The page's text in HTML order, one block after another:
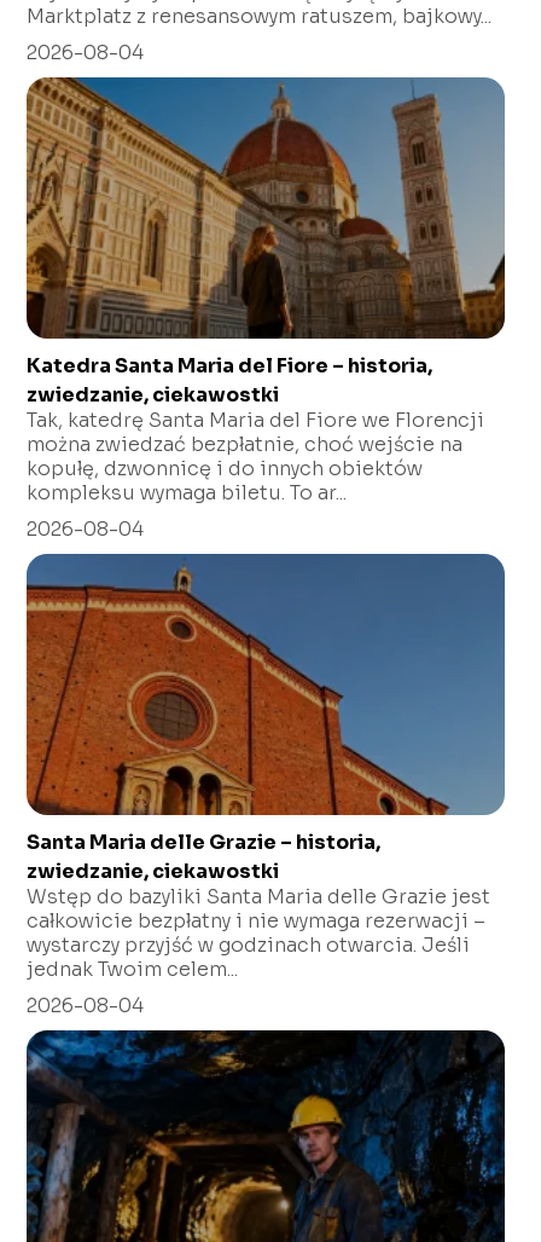
Marktplatz z renesansowym ratuszem, bajkowy...
2026-08-04
Katedra Santa Maria del Fiore – historia,
zwiedzanie, ciekawostki
Tak, katedrę Santa Maria del Fiore we Florencji
można zwiedzać bezpłatnie, choć wejście na
kopułę, dzwonnicę i do innych obiektów
kompleksu wymaga biletu. To ar...
2026-08-04
Santa Maria delle Grazie – historia,
zwiedzanie, ciekawostki
Wstęp do bazyliki Santa Maria delle Grazie jest
całkowicie bezpłatny i nie wymaga rezerwacji –
wystarczy przyjść w godzinach otwarcia. Jeśli
jednak Twoim celem...
2026-08-04